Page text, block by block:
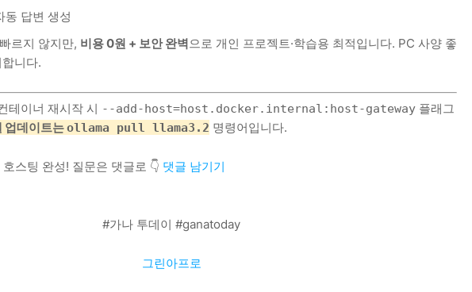
답변 생성
르지 않지만, 비용 0원 + 보안 완벽으로 개인 프로젝트·학습용 최적입니다. PC 사양 좋
니다.
테이너 재시작 시 --add-host=host.docker.internal:host-gateway 플래그
업데이트는ollama pull llama3.2 명령어입니다.
스팅 완성! 질문은 댓글로 👇 댓글 남기기
#가나 투데이 #ganatoday
그린아프로